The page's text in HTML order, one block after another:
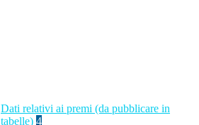
Dati relativi ai premi (da pubblicare in
tabelle) 4